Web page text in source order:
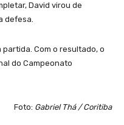
David virou de
defesa.
Com o resultado, o
do Campeonato
Foto: Gabriel Thá / Coritiba